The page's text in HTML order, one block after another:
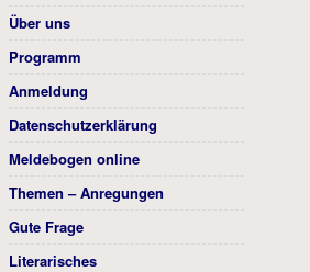
Über uns
Programm
Anmeldung
Datenschutzerklärung
Meldebogen online
Themen – Anregungen
Gute Frage
Literarisches